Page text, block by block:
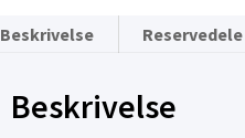
Beskrivelse Reservedele
Beskrivelse